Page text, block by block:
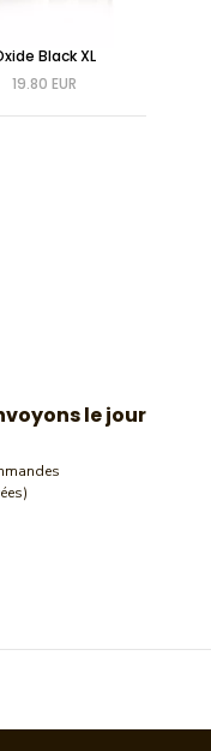
Black XL
19.80 EUR
le jour